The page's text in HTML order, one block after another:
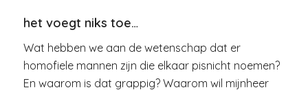
het voegt niks toe…
Wat hebben we aan de wetenschap dat er
homofiele mannen zijn die elkaar pisnicht noemen?
En waarom is dat grappig? Waarom wil mijnheer